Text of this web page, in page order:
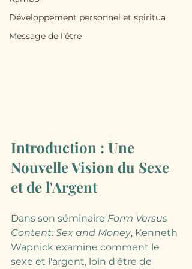
Développement personnel et spiritua
Message de l'être
Introduction : Une
Nouvelle Vision du Sexe
et de l'Argent
Dans son séminaire Form Versus
Content: Sex and Money, Kenneth
Wapnick examine comment le
sexe et l'argent, loin d'être de